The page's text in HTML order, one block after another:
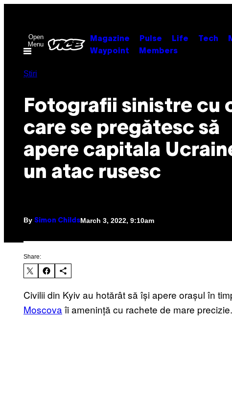
contentOpen
Menu
Magazine Pulse Life Tech
Waypoint
Members
Știri
Fotografii sinistre cu
care se pregătesc să
apere capitala
un atac rusesc
By Simon ChildsMarch 3, 2022, 9:10am
Share:
Civilii din Kyiv au hotărât să își apere orașul în
Moscova îi amenință cu rachete de mare precizie.